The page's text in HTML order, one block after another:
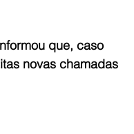
que, caso
novas chamadas